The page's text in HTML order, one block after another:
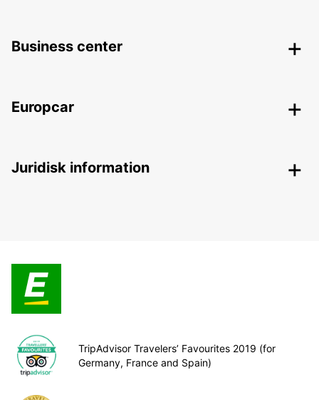
Business center
Europcar
Juridisk information
TripAdvisor Travelers’ Favourites 2019 (for
Germany, France and Spain)